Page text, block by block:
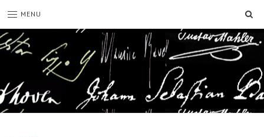
MENU